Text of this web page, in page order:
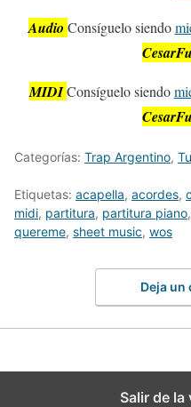
Audio Consíguelo siendo
MIDI Consíguelo siendo
Categorías: Trap Argentino,
Etiquetas: acapella, acordes,
midi, partitura, partitura piano,
quereme, sheet music, wos
Deja un
Salir de